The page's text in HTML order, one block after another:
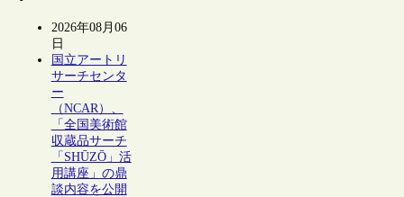
2026年08月06
日
国立アートリ
サーチセンタ
ー
（NCAR）、
「全国美術館
収蔵品サーチ
「SHŪZŌ」活
用講座」の鼎
談内容を公開